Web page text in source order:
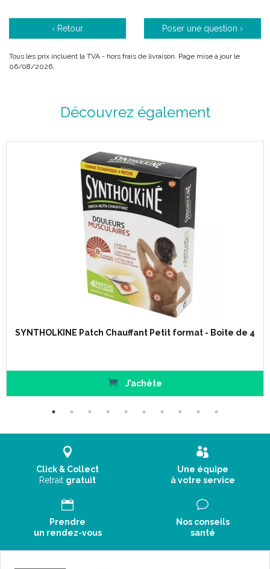
‹ Retour Poser une question ›
Tous les prix incluent la TVA - hors frais de livraison. Page mise à jour le
06/08/2026.
Découvrez également
SYNTHOLKINE Patch Chauffant Petit format - Boite de 4
J’achète
Click & Collect
Retrait gratuit
Une équipe
à votre service
Prendre
un rendez-vous
Nos conseils
santé